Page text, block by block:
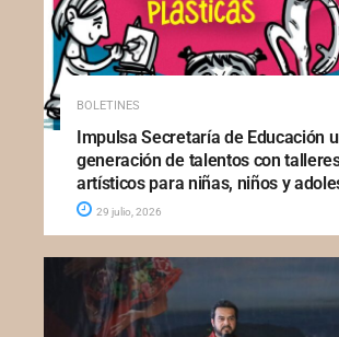
BOLETINES
Impulsa Secretaría de Educación
generación de talentos con
artísticos para niñas, niños y
29 julio, 2026